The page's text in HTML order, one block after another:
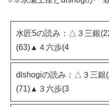
水匠5の読み：△３三銀
(63)▲４六歩(4
dlshogiの読み：△３三
(71)▲３六歩(3